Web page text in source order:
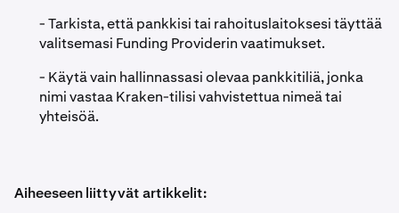
- Tarkista, että pankkisi tai rahoituslaitoksesi täyttää
valitsemasi Funding Providerin vaatimukset.
- Käytä vain hallinnassasi olevaa pankkitiliä, jonka
nimi vastaa Kraken-tilisi vahvistettua nimeä tai
yhteisöä.
Aiheeseen liittyvät artikkelit: